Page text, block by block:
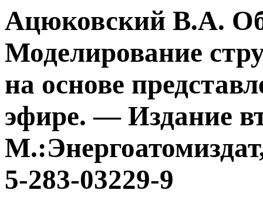
Ацюковский В.А.
Моделирование
на основе
эфире. — Издание
5-283-03229-9